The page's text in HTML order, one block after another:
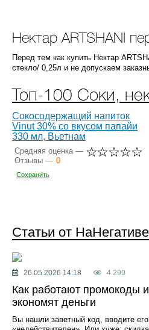
Нектар ARTSHANI
Перед тем как купить Нектар
стекло/ 0,25л и не допускаем
Топ-100 Соки,
Сокосодержащий напиток
Vinut 30% со вкусом папайи
330 мл, Вьетнам
Средняя оценка —
Отзывы — 0
Сохранить
Статьи от
26.05.2026 14:18 4 299
Как работают промокоды
экономят деньги
Вы нашли заветный код, вводите